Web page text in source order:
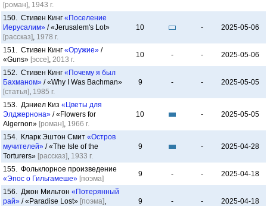
[роман], 1943 г.
150. Стивен Кинг «Поселение
Иерусалим» / «Jerusalem's Lot»
[рассказ], 1978 г.
10 - 2025-05-06
151. Стивен Кинг «Оружие» /
«Guns» [эссе], 2013 г.
10 - - 2025-05-06
152. Стивен Кинг «Почему я был
Бахманом» / «Why I Was Bachman»
[статья], 1985 г.
9 - - 2025-05-05
153. Дэниел Киз «Цветы для
Элджернона» / «Flowers for
Algernon» [роман], 1966 г.
10 - 2025-05-05
154. Кларк Эштон Смит «Остров
мучителей» / «The Isle of the
Torturers» [рассказ], 1933 г.
9 - 2025-04-28
155. Фольклорное произведение
«Эпос о Гильгамеше» [поэма]
9 - - 2025-04-18
156. Джон Мильтон «Потерянный
рай» / «Paradise Lost» [поэма],
9 - - 2025-04-18